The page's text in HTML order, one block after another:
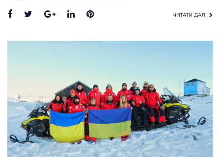
Facebook
TwitterGoogle+
LinkedInPinterest ЧИТАТИ ДАЛІ